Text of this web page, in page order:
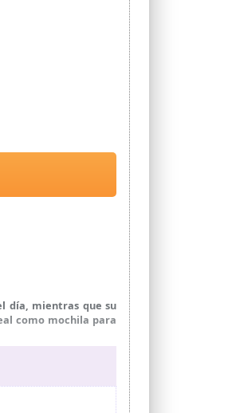
día, mientras que su
como mochila para
un agarre firme
para ayudar a